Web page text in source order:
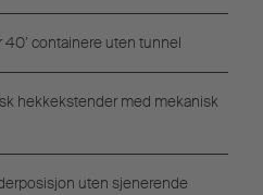
40’ containere uten tunnel
hekkekstender med mekanisk
uten sjenerende